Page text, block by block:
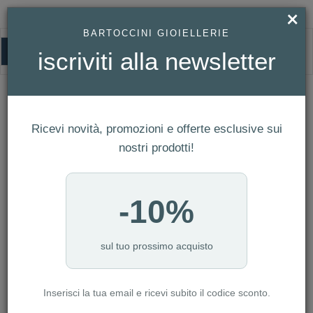
HOMEPAGE CONQUEST HERITAGE REF. L1.649.4.62.2
CONQUEST HERITAGE Ref.
L1.649.4.62.2
×
BARTOCCINI GIOIELLERIE
iscriviti alla newsletter
Ricevi novità, promozioni e offerte esclusive sui
nostri prodotti!
-10%
sul tuo prossimo acquisto
Inserisci la tua email e ricevi subito il codice sconto.